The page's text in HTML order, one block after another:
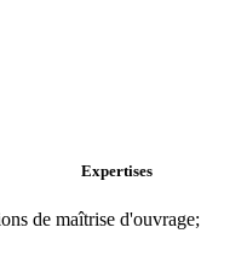
Expertises
de maîtrise d'ouvrage;